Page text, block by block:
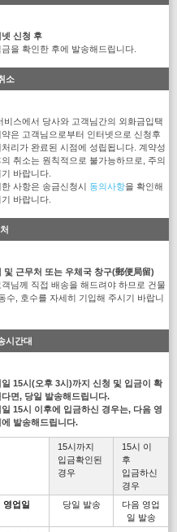
넷 신청 후
을 확인한 후에 발송해드립니다.
소
비스에서 당사와 고객님간의 외화금입택
은 고객님으로부터 인터넷으로 신청후
처리가 완료된 시점에 성립됩니다. 계약성
의 취소는 원칙적으로 불가능하므로, 주의
바랍니다.
한 사항은 송금신청시 동의사항을 확인해
바랍니다.
및 근무처 또는 우체국 창구(郵便局留)
님께 직접 배송을 해드려야 하므로 건물
수, 호수를 자세히 기입해 주시기 바랍니
시간대
일 15시(오후 3시)까지 신청 및 입금이 확
다면, 당일 발송해드립니다.
일 15시 이후에 입금하신 경우는, 다음 영
에 발송해드립니다.
15시까지
입금확인된
경우
15시 이
후
입금하신
경우
영업일
당일 발송
다음 영업
일 발송